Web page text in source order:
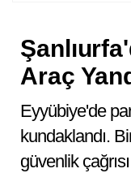
Araç
Eyyübiye'de
kundaklandı.
güvenlik